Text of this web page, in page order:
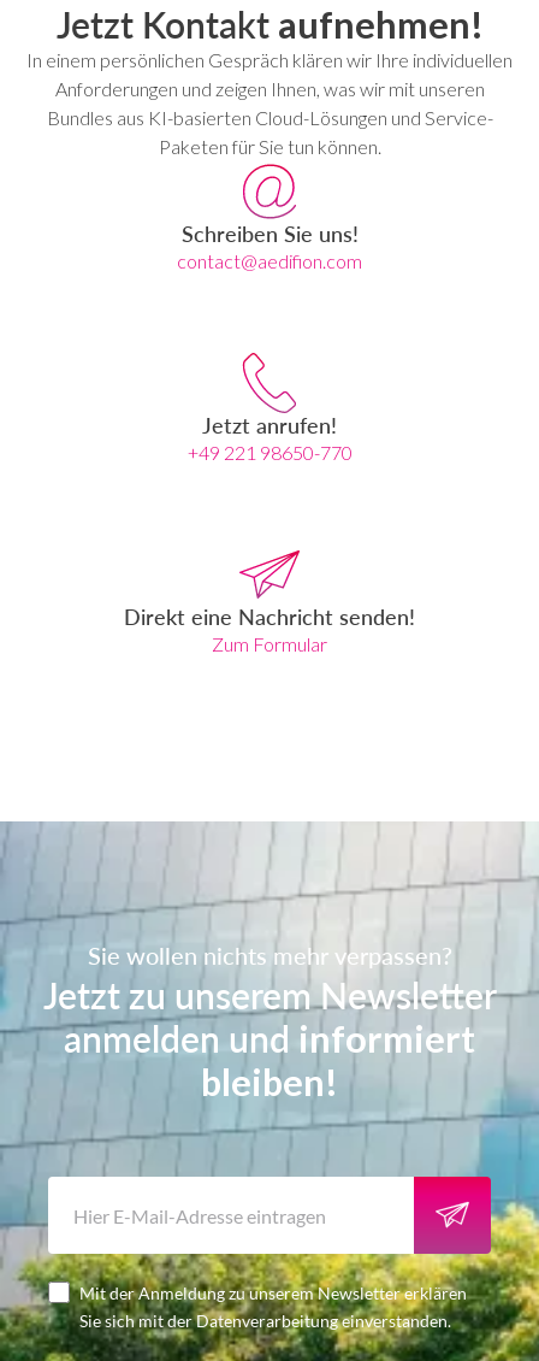
Jetzt Kontakt aufnehmen!
In einem persönlichen Gespräch klären wir Ihre individuellen
Anforderungen und zeigen Ihnen, was wir mit unseren
Bundles aus KI-basierten Cloud-Lösungen und Service-
Paketen für Sie tun können.
Schreiben Sie uns!
contact@aedifion.com
Jetzt anrufen!
+49 221 98650-770
Direkt eine Nachricht senden!
Zum Formular
Sie wollen nichts mehr verpassen?
Jetzt zu unserem Newsletter
anmelden und informiert
bleiben!
Mit der Anmeldung zu unserem Newsletter erklären
Sie sich mit der Datenverarbeitung einverstanden.